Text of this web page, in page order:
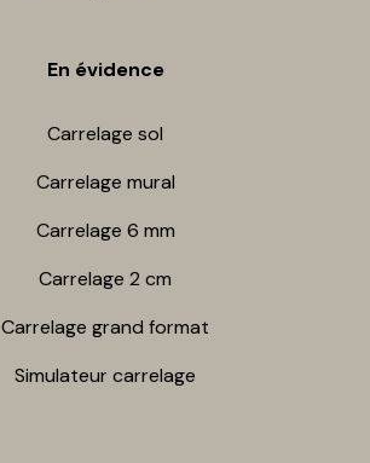
En évidence
Carrelage sol
Carrelage mur​al
Carrelage 6 mm
Carrelage 2 cm
Carrelage grand format
Simulateur carrelage